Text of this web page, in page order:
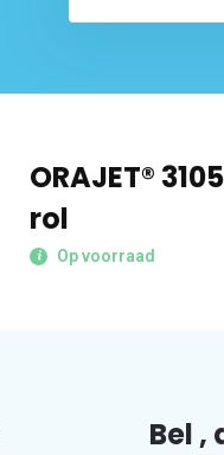
ORAJET®
rol
Op voorraad
Bel ,